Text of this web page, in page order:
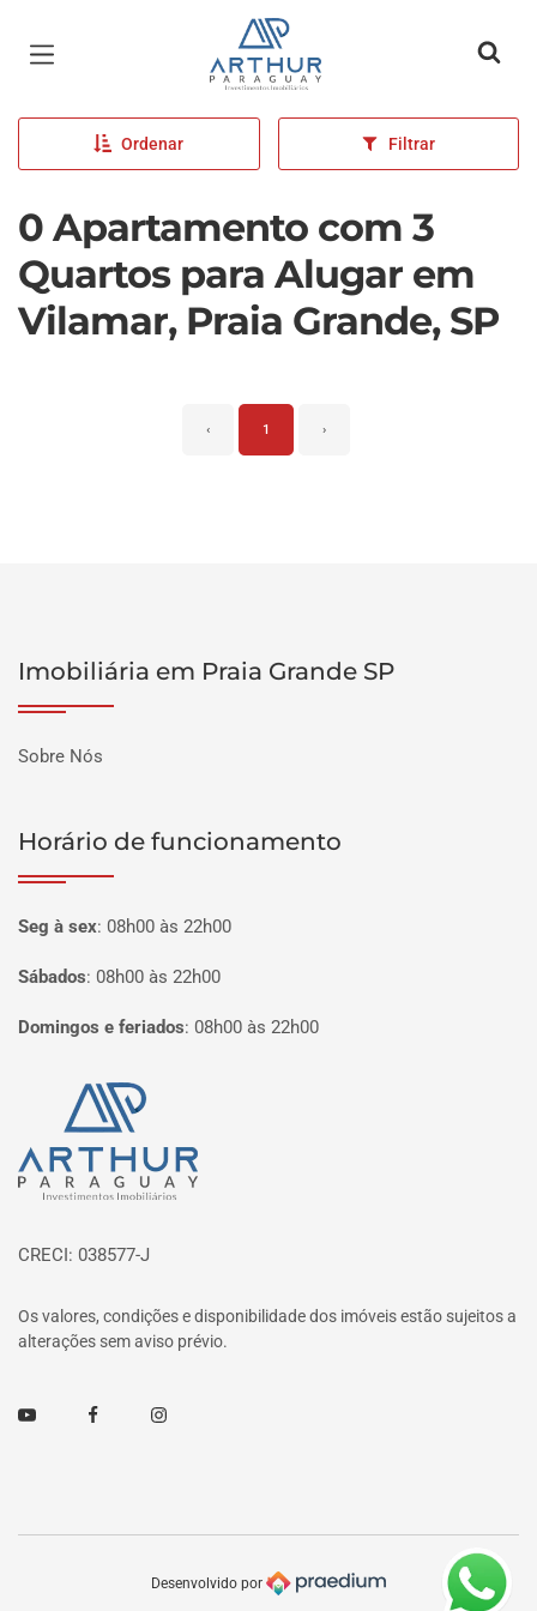
Página inicial
Ordenar Filtrar
0 Apartamento com 3
Quartos para Alugar em
Vilamar, Praia Grande, SP
‹ 1 ›
Imobiliária em Praia Grande SP
Sobre Nós
Horário de funcionamento
Seg à sex: 08h00 às 22h00
Sábados: 08h00 às 22h00
Domingos e feriados: 08h00 às 22h00
Página inicial
CRECI: 038577-J
Os valores, condições e disponibilidade dos imóveis estão sujeitos a
alterações sem aviso prévio.
Youtube FacebookInstagram
Desenvolvido por